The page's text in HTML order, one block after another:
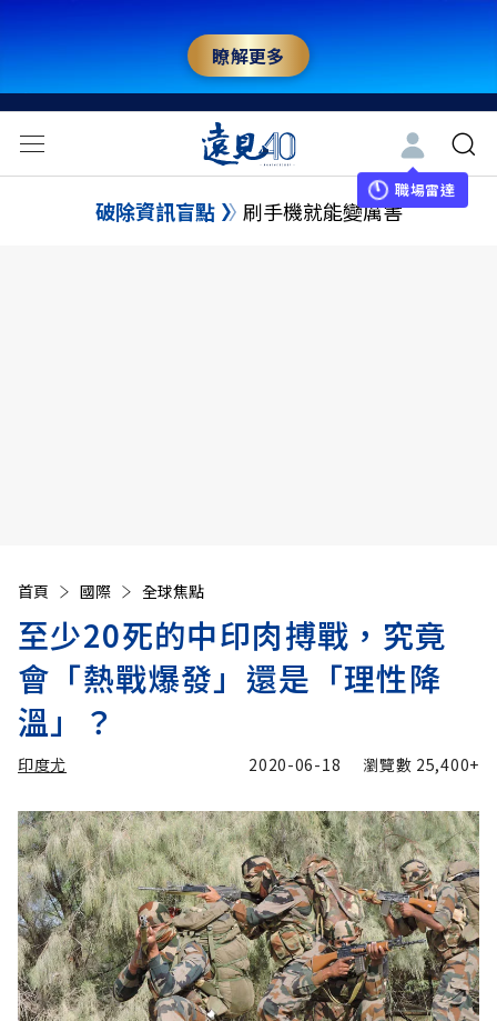
瞭解更多
職場雷達
破除資訊盲點 刷手機就能變厲害
首頁 國際 全球焦點
至少20死的中印肉搏戰，究竟
會「熱戰爆發」還是「理性降
溫」？
印度尤 2020-06-18 瀏覽數 25,400+